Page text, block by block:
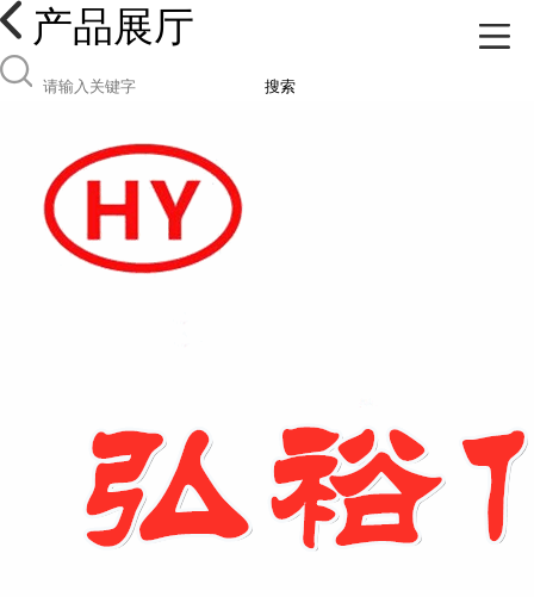
产品展厅
搜索